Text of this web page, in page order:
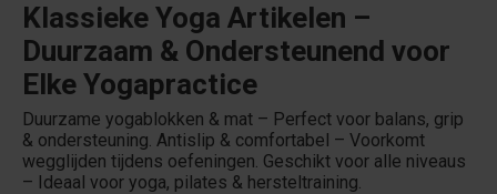
Klassieke Yoga Artikelen –
Duurzaam & Ondersteunend voor
Elke Yogapractice
Duurzame yogablokken & mat – Perfect voor balans, grip
& ondersteuning. Antislip & comfortabel – Voorkomt
wegglijden tijdens oefeningen. Geschikt voor alle niveaus
– Ideaal voor yoga, pilates & hersteltraining.